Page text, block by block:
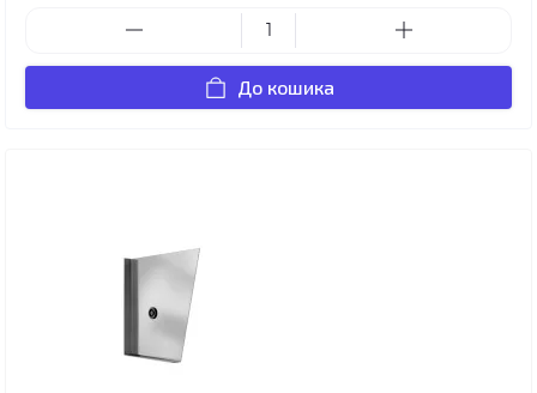
До кошика